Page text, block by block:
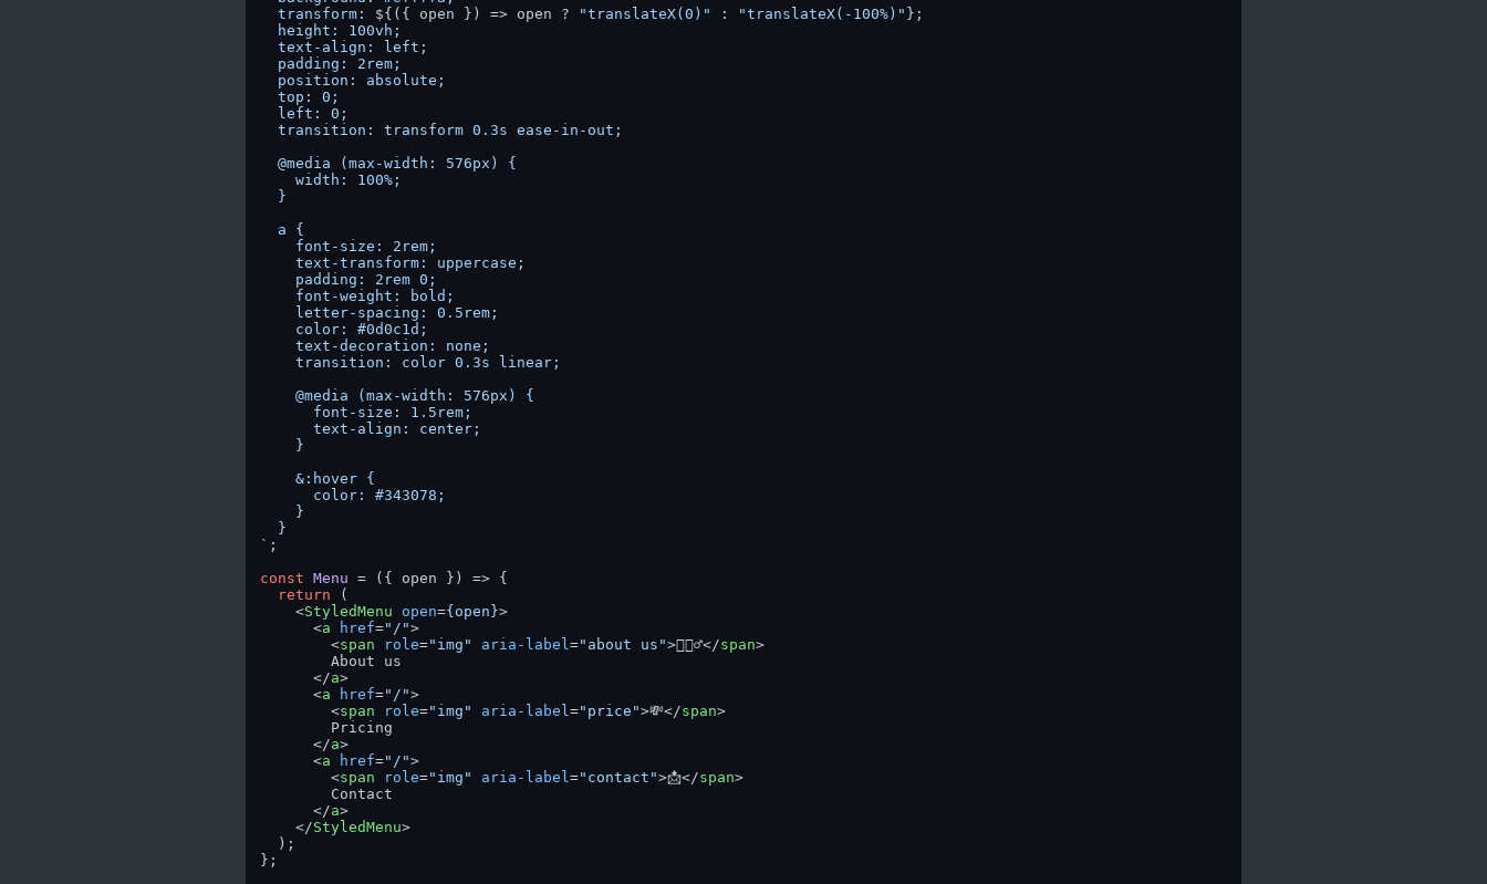
  transform:
${({ open }) => open ? "translateX(0)" : "translateX(-100%)" } ;
  height: 100vh;
  text-align: left;
  padding: 2rem;
  position: absolute;
  top: 0;
  left: 0;
  transition: transform 0.3s ease-in-out;
  @media (max-width: 576px) {
    width: 100%;
  }
  a {
    font-size: 2rem;
    text-transform: uppercase;
    padding: 2rem 0;
    font-weight: bold;
    letter-spacing: 0.5rem;
    color: #0d0c1d;
    text-decoration: none;
    transition: color 0.3s linear;
    @media (max-width: 576px) {
      font-size: 1.5rem;
      text-align: center;
    }
    &:hover {
      color: #343078;
    }
  }
` ;
const Menu = ( { open } ) => {
return (
<StyledMenu open={open}>
<a href="/">
<span role="img" aria-label="about us">💁🏻‍♂️</span>
        About us
</a>
<a href="/">
<span role="img" aria-label="price">💸</span>
        Pricing
</a>
<a href="/">
<span role="img" aria-label="contact">📩</span>
        Contact
</a>
</StyledMenu>
  );
};